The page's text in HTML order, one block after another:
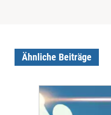
Ähnliche Beiträge